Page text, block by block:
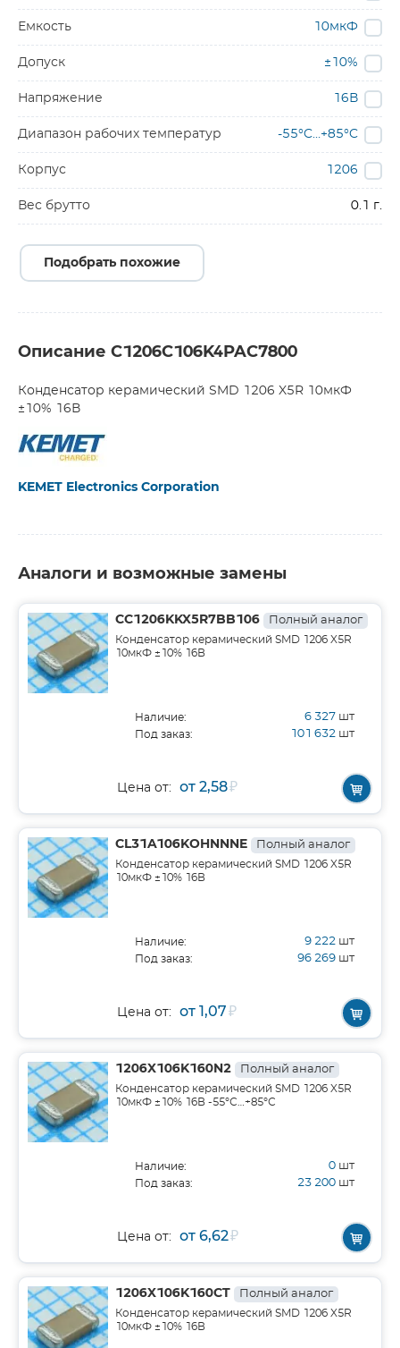
Емкость 10мкФ
Допуск ±10%
Напряжение 16В
Диапазон рабочих температур -55°C…+85°C
Корпус 1206
Вес брутто 0.1 г.
Подобрать похожие
Описание C1206C106K4PAC7800
Конденсатор керамический SMD 1206 X5R 10мкФ
±10% 16В
KEMET Electronics Corporation
Аналоги и возможные замены
CC1206KKX5R7BB106 Полный аналог
Конденсатор керамический SMD 1206 X5R
10мкФ ±10% 16В
Наличие: 6 327 шт
Под заказ: 101 632 шт
Цена от: от 2,58₽
CL31A106KOHNNNE Полный аналог
Конденсатор керамический SMD 1206 X5R
10мкФ ±10% 16В
Наличие: 9 222 шт
Под заказ: 96 269 шт
Цена от: от 1,07₽
1206X106K160N2 Полный аналог
Конденсатор керамический SMD 1206 X5R
10мкФ ±10% 16В -55°С…+85°С
Наличие: 0 шт
Под заказ: 23 200 шт
Цена от: от 6,62₽
1206X106K160CT Полный аналог
Конденсатор керамический SMD 1206 X5R
10мкФ ±10% 16В